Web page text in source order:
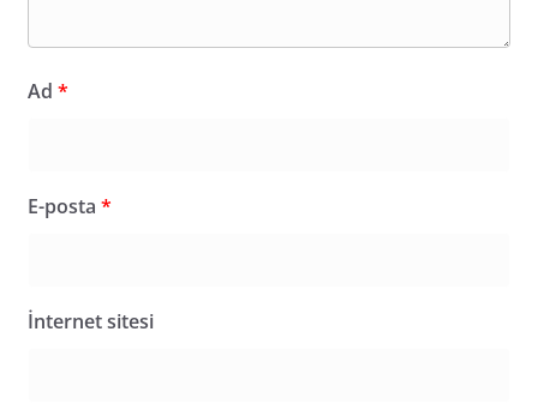
Ad *
E-posta *
İnternet sitesi